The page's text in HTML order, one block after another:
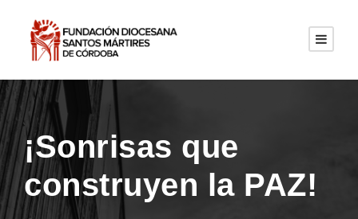
¡Sonrisas que
construyen la PAZ!